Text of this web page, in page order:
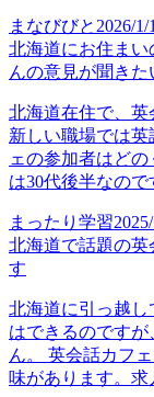
まなびびと 2026/1/
北海道にお住まい
んの意見が聞きた
北海道在住で、英
新しい職場では
ェの参加者はど
は30代後半なの
まったり学習
北海道で話題の
す
北海道に引っ越し
はできるのです
ん。 英会話カフ
味があります。